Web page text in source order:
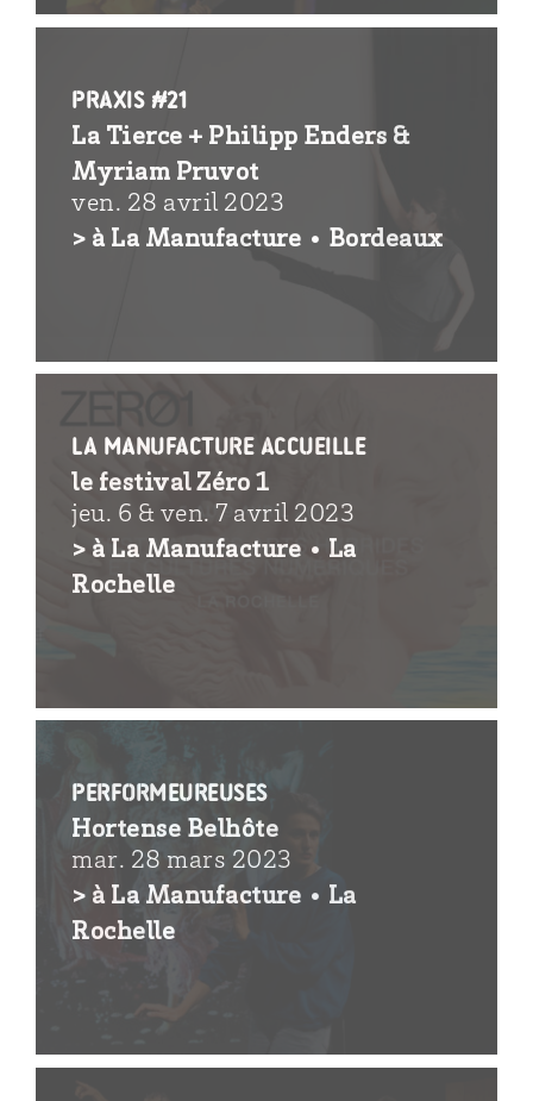
PRAXIS #21
La Tierce + Philipp Enders &
Myriam Pruvot
ven. 28 avril 2023
> à La Manufacture • Bordeaux
La Manufacture accueille
le festival Zéro 1
jeu. 6 & ven. 7 avril 2023
> à La Manufacture • La
Rochelle
performeureuses
Hortense Belhôte
mar. 28 mars 2023
> à La Manufacture • La
Rochelle